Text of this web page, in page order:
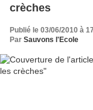
crèches
Publié le 03/06/2010 à
Par Sauvons l'Ecole